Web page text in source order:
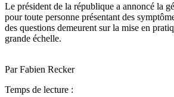
Le président de la république a annoncé la
pour toute personne présentant des
des questions demeurent sur la mise en
grande échelle.
Par Fabien Recker
Temps de lecture :